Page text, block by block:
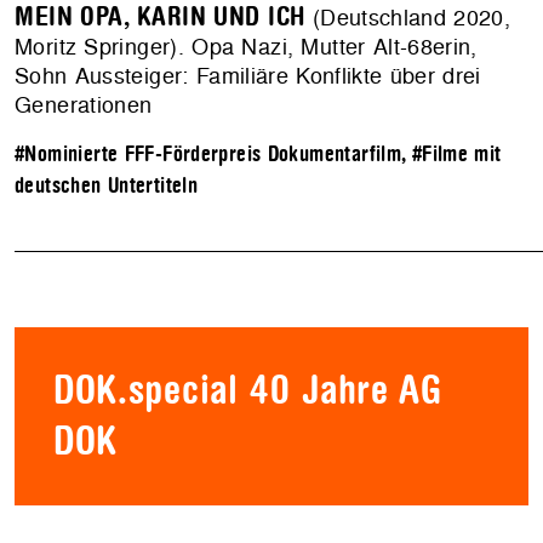
MEIN OPA, KARIN UND ICH (Deutschland 2020,
Moritz Springer). Opa Nazi, Mutter Alt-68erin,
Sohn Aussteiger: Familiäre Konflikte über drei
Generationen
#Nominierte FFF-Förderpreis Dokumentarfilm, #Filme mit
deutschen Untertiteln
DOK.special 40 Jahre AG
DOK